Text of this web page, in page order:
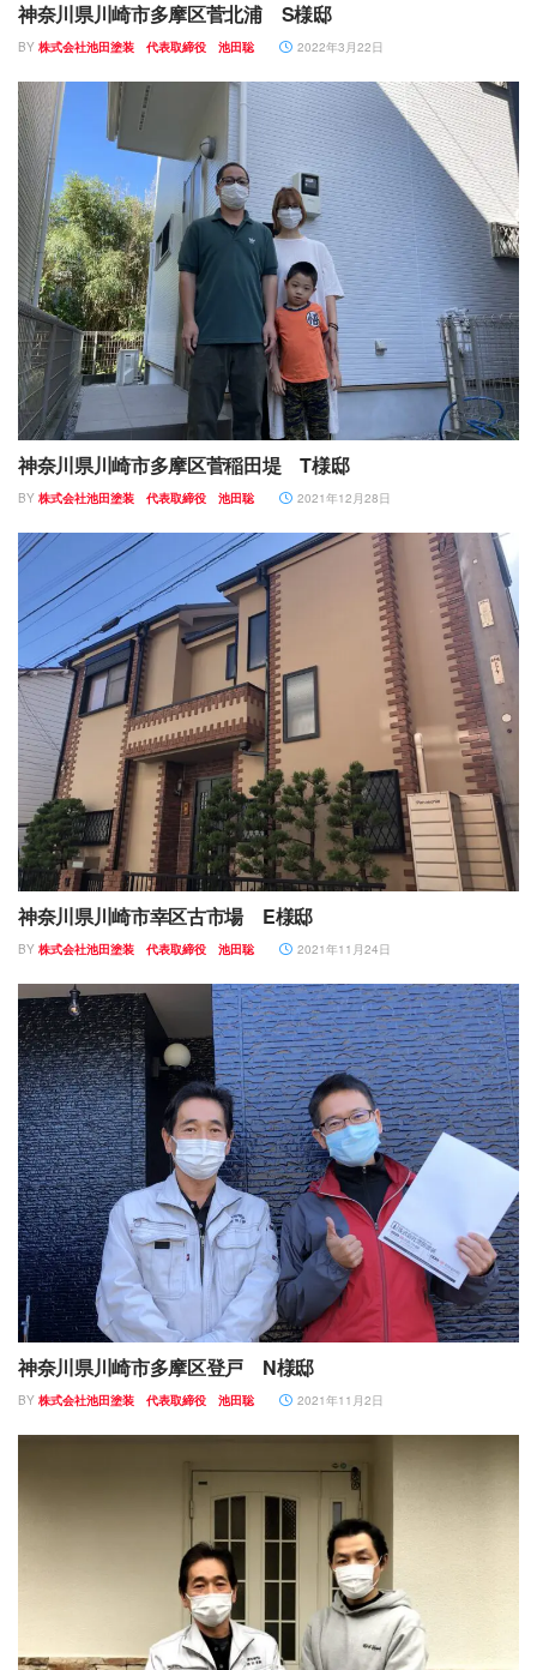
神奈川県川崎市多摩区菅北浦 S様邸
BY 株式会社池田塗装 代表取締役 池田聡 2022年3月22日
神奈川県川崎市多摩区菅稲田堤 T様邸
BY 株式会社池田塗装 代表取締役 池田聡 2021年12月28日
神奈川県川崎市幸区古市場 E様邸
BY 株式会社池田塗装 代表取締役 池田聡 2021年11月24日
神奈川県川崎市多摩区登戸 N様邸
BY 株式会社池田塗装 代表取締役 池田聡 2021年11月2日